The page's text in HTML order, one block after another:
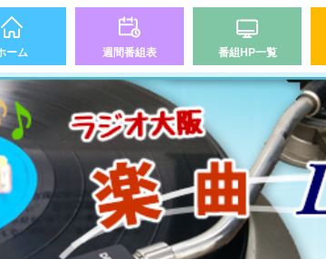
ーム 週間番組表 番組HP一覧